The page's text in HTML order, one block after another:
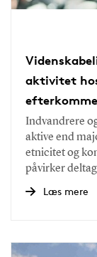
aktivitet
Indvandrere
aktive end
etnicitet og
påvirker
Læs mere